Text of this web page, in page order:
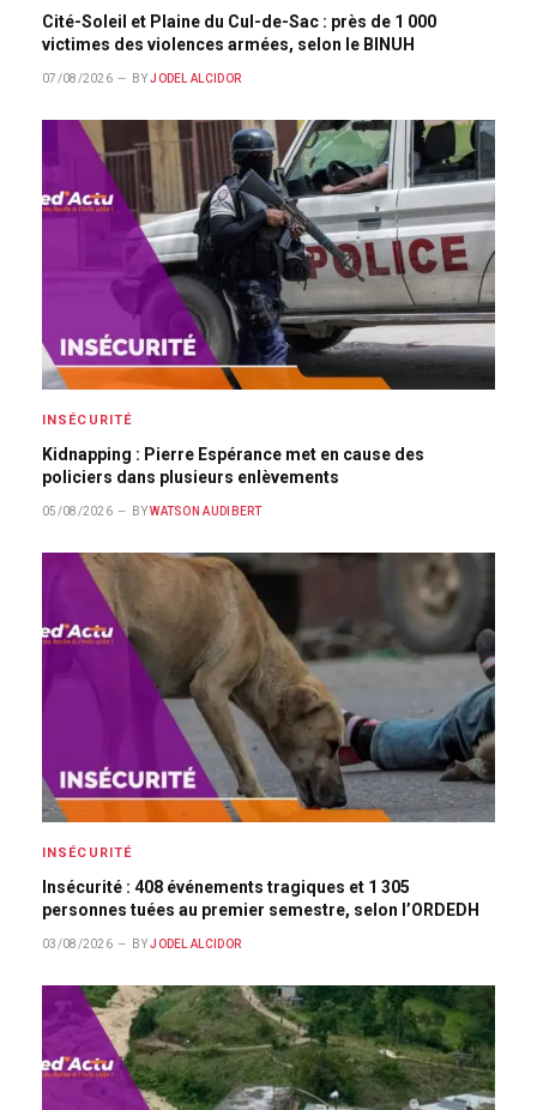
Cité-Soleil et Plaine du Cul-de-Sac : près de 1 000
victimes des violences armées, selon le BINUH
07/08/2026 BY JODEL ALCIDOR
INSÉCURITÉ
Kidnapping : Pierre Espérance met en cause des
policiers dans plusieurs enlèvements
05/08/2026 BY WATSON AUDIBERT
INSÉCURITÉ
Insécurité : 408 événements tragiques et 1 305
personnes tuées au premier semestre, selon l’ORDEDH
03/08/2026 BY JODEL ALCIDOR